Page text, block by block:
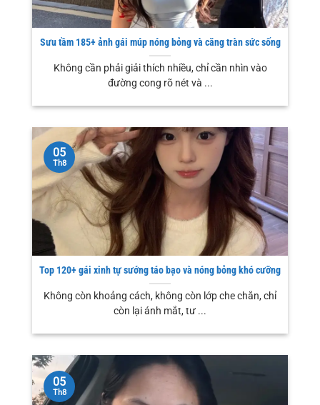
Sưu tầm 185+ ảnh gái múp nóng bỏng và căng tràn sức sống
Không cần phải giải thích nhiều, chỉ cần nhìn vào
đường cong rõ nét và ...
Top 120+ gái xinh tự sướng táo bạo và nóng bỏng khó cưỡng
Không còn khoảng cách, không còn lớp che chắn, chỉ
còn lại ánh mắt, tư ...
05
Th8
05
Th8